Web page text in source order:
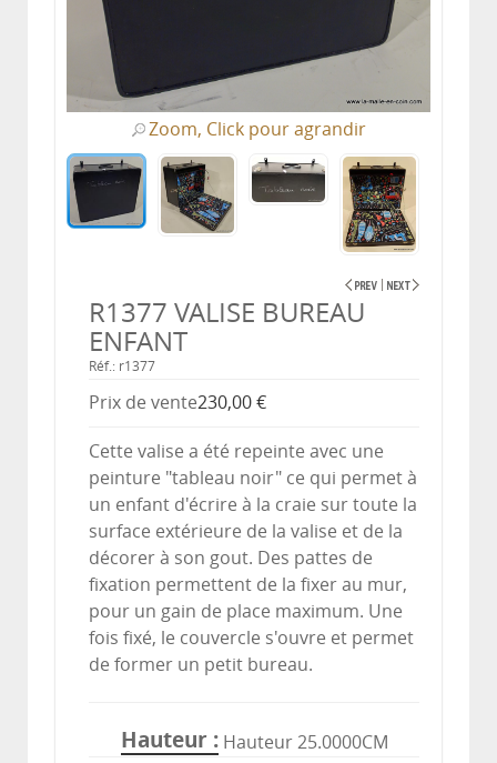
Zoom, Click pour agrandir
R1377 VALISE BUREAU
ENFANT
Réf.: r1377
Prix ​​de vente230,00 €
Cette valise a été repeinte avec une
peinture "tableau noir" ce qui permet à
un enfant d'écrire à la craie sur toute la
surface extérieure de la valise et de la
décorer à son gout. Des pattes de
fixation permettent de la fixer au mur,
pour un gain de place maximum. Une
fois fixé, le couvercle s'ouvre et permet
de former un petit bureau.
Hauteur Hauteur 25.0000CM